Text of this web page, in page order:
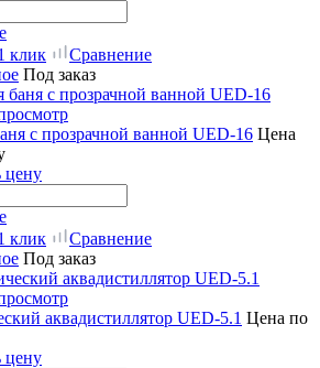
клик
Сравнение
Под заказ
с прозрачной ванной UED-16 Цена
цену
клик
Сравнение
Под заказ
аквадистиллятор UED-5.1 Цена по
цену